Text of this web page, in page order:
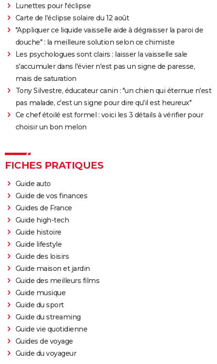
Lunettes pour l'éclipse
Carte de l'éclipse solaire du 12 août
"Appliquer ce liquide vaisselle aide à dégraisser la paroi de
douche" : la meilleure solution selon ce chimiste
Les psychologues sont clairs : laisser la vaisselle sale
s'accumuler dans l'évier n'est pas un signe de paresse,
mais de saturation
Tony Silvestre, éducateur canin : "un chien qui éternue n'est
pas malade, c'est un signe pour dire qu'il est heureux"
Ce chef étoilé est formel : voici les 3 détails à vérifier pour
choisir un bon melon
FICHES PRATIQUES
Guide auto
Guide de vos finances
Guides de France
Guide high-tech
Guide histoire
Guide lifestyle
Guide des loisirs
Guide maison et jardin
Guide des meilleurs films
Guide musique
Guide du sport
Guide du streaming
Guide vie quotidienne
Guides de voyage
Guide du voyageur